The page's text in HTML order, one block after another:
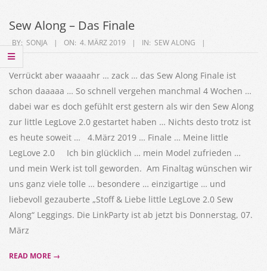
Sew Along – Das Finale
2019-
03-
04
BY: SONJA ON: 4. MÄRZ 2019 IN: SEW ALONG
Verrückt aber waaaahr … zack … das Sew Along Finale ist
schon daaaaa … So schnell vergehen manchmal 4 Wochen …
dabei war es doch gefühlt erst gestern als wir den Sew Along
zur little LegLove 2.0 gestartet haben … Nichts desto trotz ist
es heute soweit … 4.März 2019 … Finale … Meine little
LegLove 2.0 Ich bin glücklich … mein Model zufrieden …
und mein Werk ist toll geworden. Am Finaltag wünschen wir
uns ganz viele tolle … besondere … einzigartige … und
liebevoll gezauberte „Stoff & Liebe little LegLove 2.0 Sew
Along“ Leggings. Die LinkParty ist ab jetzt bis Donnerstag, 07.
März
READ MORE →